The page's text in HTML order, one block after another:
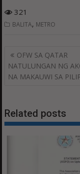
321
BALITA, METRO
Post
navigation
OFW SA QATAR
NATULUNGAN NG
NA MAKAUWI SA
Related posts